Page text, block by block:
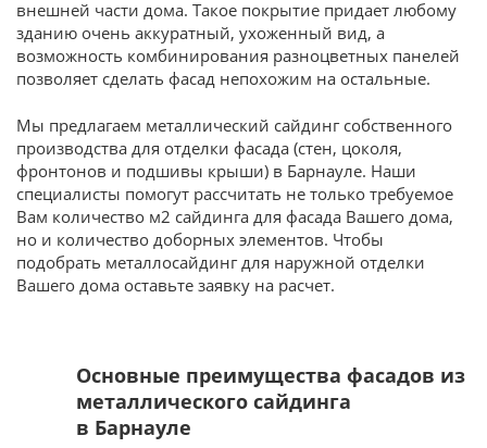
внешней части дома. Такое покрытие придает любому
зданию очень аккуратный, ухоженный вид, а
возможность комбинирования разноцветных панелей
позволяет сделать фасад непохожим на остальные.
Мы предлагаем металлический сайдинг собственного
производства для отделки фасада (стен, цоколя,
фронтонов и подшивы крыши) в Барнауле. Наши
специалисты помогут рассчитать не только требуемое
Вам количество м2 сайдинга для фасада Вашего дома,
но и количество доборных элементов. Чтобы
подобрать металлосайдинг для наружной отделки
Вашего дома оставьте заявку на расчет.
Основные преимущества фасадов из
металлического сайдинга
в Барнауле